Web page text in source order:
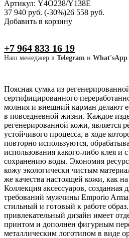
Артикул: Y4O238/Y138E
37 940 руб. (-30%)26 558 руб.
Добавить в корзину
+7 964 833 16 19
Наш менеджер в Telegram и What'sApp
Поясная сумка из
сертифицированного
молния и внешний карман делают
в повседневной жизни. Каждое
регенерированной кожи, является
устойчивого процесса, в ходе
повторно используются,
использования какого-либо клея
сохранению воды. Экономия
кожу экологически чистым
же качества настоящей кожи, как
Коллекция аксессуаров, созданная
требований мужчины Emporio
стильный и готовый к работе
привлекательный дизайн имеет
принтом и дополнен фигурным
металлическим логотипом в виде